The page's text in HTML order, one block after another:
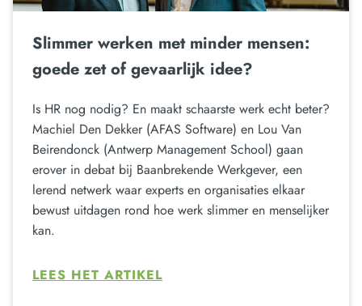
Slimmer werken met minder mensen:
goede zet of gevaarlijk idee?
Is HR nog nodig? En maakt schaarste werk echt beter?
Machiel Den Dekker (AFAS Software) en Lou Van
Beirendonck (Antwerp Management School) gaan
erover in debat bij Baanbrekende Werkgever, een
lerend netwerk waar experts en organisaties elkaar
bewust uitdagen rond hoe werk slimmer en menselijker
kan.
LEES HET ARTIKEL